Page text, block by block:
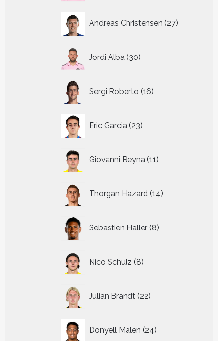
Andreas Christensen 27
producten
Jordi Alba 30
producten
Sergi Roberto 16
producten
Eric Garcia 23
producten
Giovanni Reyna 11
producten
Thorgan Hazard 14
producten
Sebastien Haller 8
producten
Nico Schulz 8
producten
Julian Brandt 22
producten
Donyell Malen 24
producten